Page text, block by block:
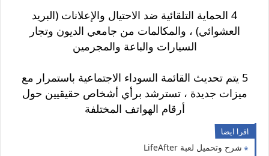
4 الحماية التلقائية ضد الاحتيال والإعلانات (البريد
العشوائي) ، والمكالمات من جامعي الديون وتجار
السيارات والباعة والمجرمين
5 يتم تحديث القائمة السوداء الاجتماعية باستمرار مع
ميزات جديدة ، تسترشد برأي أشخاص حقيقيين حول
أرقام الهواتف المختلفة
اقرا ايضا
شرح وتحميل لعبة LifeAfter